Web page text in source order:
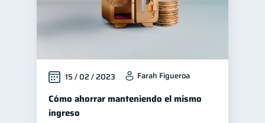
15 / 02 / 2023 Farah Figueroa
Cómo ahorrar manteniendo el mismo
ingreso